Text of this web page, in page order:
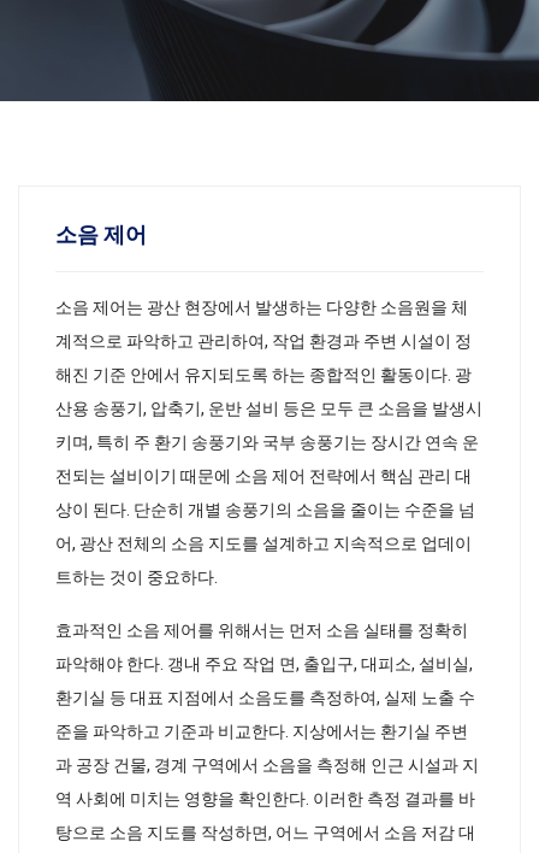
소음 제어
소음 제어는 광산 현장에서 발생하는 다양한 소음원을 체
계적으로 파악하고 관리하여, 작업 환경과 주변 시설이 정
해진 기준 안에서 유지되도록 하는 종합적인 활동이다. 광
산용 송풍기, 압축기, 운반 설비 등은 모두 큰 소음을 발생시
키며, 특히 주 환기 송풍기와 국부 송풍기는 장시간 연속 운
전되는 설비이기 때문에 소음 제어 전략에서 핵심 관리 대
상이 된다. 단순히 개별 송풍기의 소음을 줄이는 수준을 넘
어, 광산 전체의 소음 지도를 설계하고 지속적으로 업데이
트하는 것이 중요하다.
효과적인 소음 제어를 위해서는 먼저 소음 실태를 정확히
파악해야 한다. 갱내 주요 작업 면, 출입구, 대피소, 설비실,
환기실 등 대표 지점에서 소음도를 측정하여, 실제 노출 수
준을 파악하고 기준과 비교한다. 지상에서는 환기실 주변
과 공장 건물, 경계 구역에서 소음을 측정해 인근 시설과 지
역 사회에 미치는 영향을 확인한다. 이러한 측정 결과를 바
탕으로 소음 지도를 작성하면, 어느 구역에서 소음 저감 대